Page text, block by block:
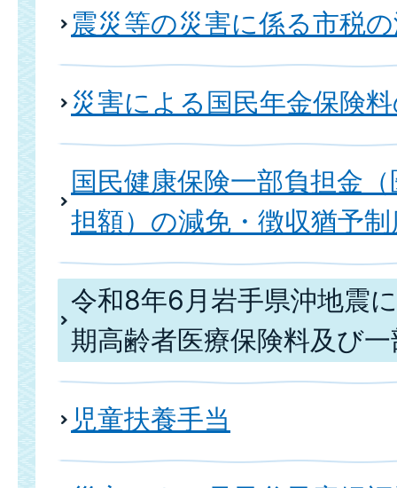
震災等の災害に係る市税
災害による国民年金保険
国民健康保険一部負担金
担額）の減免・徴収猶予
令和8年6月岩手県沖地震
期高齢者医療保険料及び
児童扶養手当